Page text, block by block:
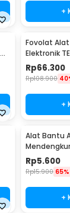
+
Fovolat
Elektronik
Massager -
Rp66.300
Rp108.900
+
Alat Bantu
Stop Snoring
Rp5.600
Rp15.900 65%
+